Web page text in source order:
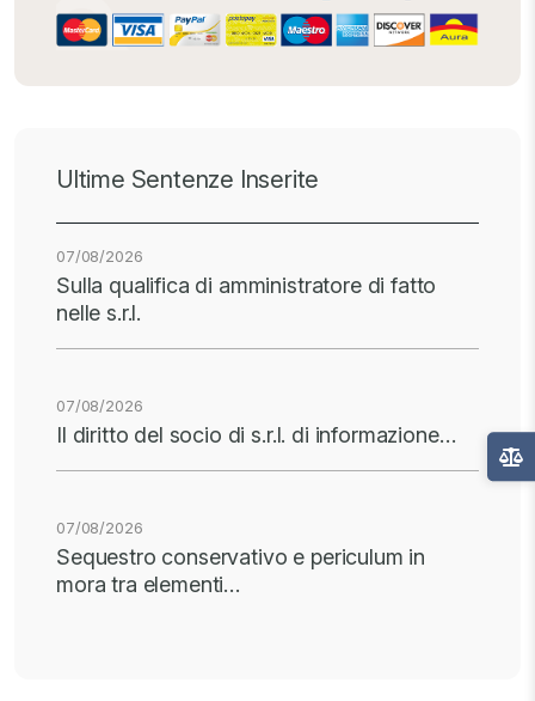
Ultime Sentenze Inserite
07/08/2026
Sulla qualifica di amministratore di fatto
nelle s.r.l.
07/08/2026
Il diritto del socio di s.r.l. di informazione…
07/08/2026
Sequestro conservativo e periculum in
mora tra elementi…